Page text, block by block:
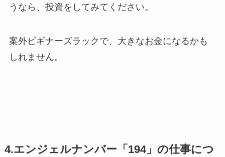
うなら、投資をしてみてください。
案外ビギナーズラックで、大きなお金になるかも
しれません。
4.エンジェルナンバー「194」の仕事につ